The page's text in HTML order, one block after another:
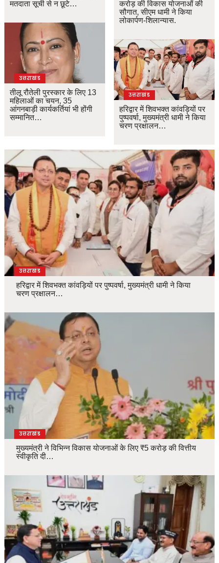
मतदाता सूची से न छूटे…
उत्तराखंड
तीलू रौतेली पुरस्कार के लिए 13
महिलाओं का चयन, 35
आंगनबाड़ी कार्यकर्तियां भी होंगी
सम्मानित…
करोड़ की विकास योजनाओं की
सौगात, सीएम धामी ने किया
लोकार्पण-शिलान्यास.
उत्तराखंड
हरिद्वार में शिवभक्त कांवड़ियों पर
पुष्पवर्षा, मुख्यमंत्री धामी ने किया
चरण प्रक्षालन…
उत्तराखंड
हरिद्वार में शिवभक्त कांवड़ियों पर पुष्पवर्षा, मुख्यमंत्री धामी ने किया
चरण प्रक्षालन…
उत्तराखंड
मुख्यमंत्री ने विभिन्न विकास योजनाओं के लिए ₹5 करोड़ की वित्तीय
स्वीकृति दी…